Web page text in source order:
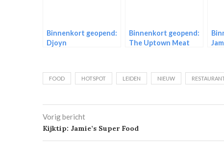
Binnenkort geopend:
Djoyn
Binnenkort geopend:
The Uptown Meat
FOOD HOTSPOT LEIDEN NIEUW
Vorig bericht
Kijktip: Jamie’s Super Food